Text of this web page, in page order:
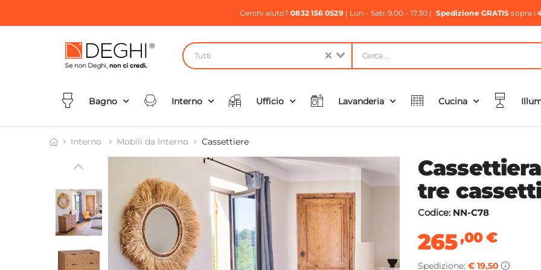
Cerchi aiuto?0832 156 0529| Lun - Sab: 9.00 - 17.30 | Spedizione GRATIS sopra i
Tutti
Bagno Interno Ufficio Lavanderia Cucina
Interno Mobili da Interno Cassettiere
tre
Codice: NN-C78
265,00€
Spedizione: € 19,50